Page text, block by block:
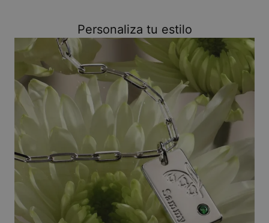
Personaliza tu estilo